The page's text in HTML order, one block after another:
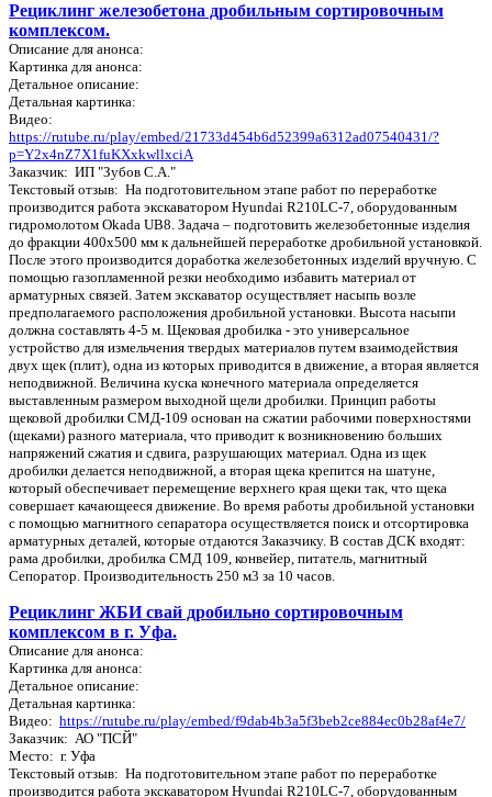
Рециклинг железобетона дробильным сортировочным
комплексом.
Описание для анонса:
Картинка для анонса:
Детальное описание:
Детальная картинка:
Видео:
https://rutube.ru/play/embed/21733d454b6d52399a6312ad07540431/?
p=Y2x4nZ7X1fuKXxkwllxciA
Заказчик: ИП "Зубов С.А."
Текстовый отзыв: На подготовительном этапе работ по переработке
производится работа экскаватором Hyundai R210LC-7, оборудованным
гидромолотом Okada UB8. Задача – подготовить железобетонные изделия
до фракции 400х500 мм к дальнейшей переработке дробильной установкой.
После этого производится доработка железобетонных изделий вручную. С
помощью газопламенной резки необходимо избавить материал от
арматурных связей. Затем экскаватор осуществляет насыпь возле
предполагаемого расположения дробильной установки. Высота насыпи
должна составлять 4-5 м. Щековая дробилка - это универсальное
устройство для измельчения твердых материалов путем взаимодействия
двух щек (плит), одна из которых приводится в движение, а вторая является
неподвижной. Величина куска конечного материала определяется
выставленным размером выходной щели дробилки. Принцип работы
щековой дробилки СМД-109 основан на сжатии рабочими поверхностями
(щеками) разного материала, что приводит к возникновению больших
напряжений сжатия и сдвига, разрушающих материал. Одна из щек
дробилки делается неподвижной, а вторая щека крепится на шатуне,
который обеспечивает перемещение верхнего края щеки так, что щека
совершает качающееся движение. Во время работы дробильной установки
с помощью магнитного сепаратора осуществляется поиск и отсортировка
арматурных деталей, которые отдаются Заказчику. В состав ДСК входят:
рама дробилки, дробилка СМД 109, конвейер, питатель, магнитный
Сепоратор. Производительность 250 м3 за 10 часов.
Рециклинг ЖБИ свай дробильно сортировочным
комплексом в г. Уфа.
Описание для анонса:
Картинка для анонса:
Детальное описание:
Детальная картинка:
Видео: https://rutube.ru/play/embed/f9dab4b3a5f3beb2ce884ec0b28af4e7/
Заказчик: АО "ПСЙ"
Место: г. Уфа
Текстовый отзыв: На подготовительном этапе работ по переработке
производится работа экскаватором Hyundai R210LC-7, оборудованным